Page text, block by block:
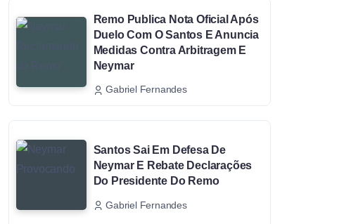
Remo Publica Nota Oficial Após
Duelo Com O Santos E Anuncia
Medidas Contra Arbitragem E
Neymar
Gabriel Fernandes
Santos Sai Em Defesa De
Neymar E Rebate Declarações
Do Presidente Do Remo
Gabriel Fernandes